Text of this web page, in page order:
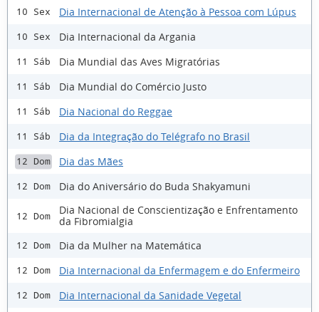
10 Sex Dia Internacional de Atenção à Pessoa com Lúpus
10 Sex Dia Internacional da Argania
11 Sáb Dia Mundial das Aves Migratórias
11 Sáb Dia Mundial do Comércio Justo
11 Sáb Dia Nacional do Reggae
11 Sáb Dia da Integração do Telégrafo no Brasil
12 Dom Dia das Mães
12 Dom Dia do Aniversário do Buda Shakyamuni
12 Dom
Dia Nacional de Conscientização e Enfrentamento
da Fibromialgia
12 Dom Dia da Mulher na Matemática
12 Dom Dia Internacional da Enfermagem e do Enfermeiro
12 Dom Dia Internacional da Sanidade Vegetal